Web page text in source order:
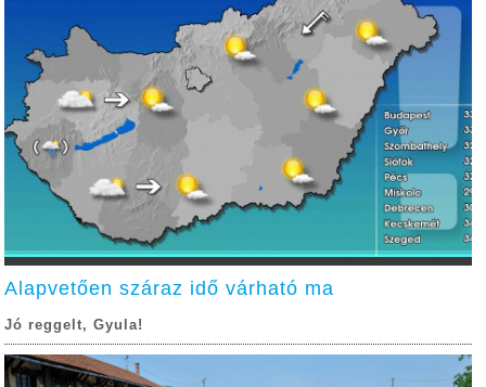
Alapvetően száraz idő várható ma
Jó reggelt, Gyula!